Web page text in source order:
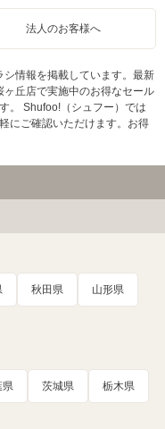
法人のお客様へ
情報を掲載しています。最新
丘店で実施中のお得なセール
。 Shufoo!（シュフー）では
にご確認いただけます。お得
秋田県 山形県
県 茨城県 栃木県